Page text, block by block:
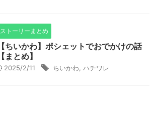
ストーリーまとめ
【ちいかわ】ポシェットでおでかけの話
【まとめ】
2025/2/11 ちいかわ ハチワレ